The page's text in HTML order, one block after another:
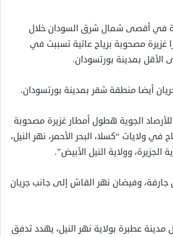
في أقصى شمال شرق السودان خلال
غزيرة مصحوبة برياح عاتية تسببت في
بمدينة بورتسودان.
أيضا منطقة شقر بمدينة بورتسودان.
الجوية هطول أمطار غزيرة مصحوبة
في ولايات “كسلا، البحر الأحمر، نهر النيل،
الجزيرة، وولاية النيل الأبيض”.
وفيضان نهر القاش إلى جانب جريان
عطبرة بولاية نهر النيل، يهدد تدفق